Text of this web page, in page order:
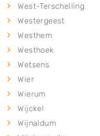
West-Terschelling
Westergeest
Westhem
Westhoek
Wetsens
Wier
Wierum
Wijckel
Wijnaldum